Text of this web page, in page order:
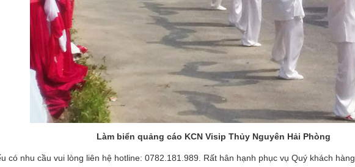
Làm biển quảng cáo KCN Visip Thủy Nguyên Hải Phòng
có nhu cầu vui lòng liên hệ hotline: 0782.181.989. Rất hân hạnh phục vụ Quý khách hàng.